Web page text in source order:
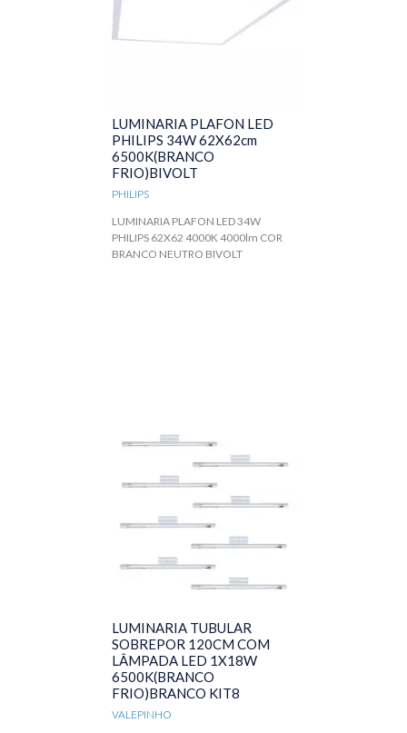
LUMINARIA PLAFON LED
PHILIPS 34W 62X62cm
6500K(BRANCO
FRIO)BIVOLT
PHILIPS
LUMINARIA PLAFON LED 34W
PHILIPS 62X62 4000K 4000lm COR
BRANCO NEUTRO BIVOLT
LUMINARIA TUBULAR
SOBREPOR 120CM COM
LÂMPADA LED 1X18W
6500K(BRANCO
FRIO)BRANCO KIT8
VALEPINHO